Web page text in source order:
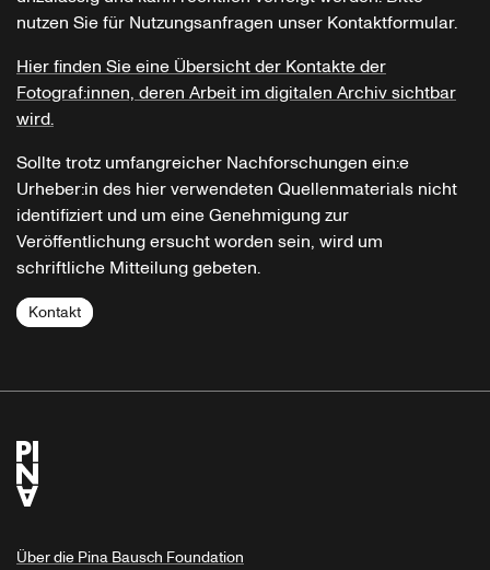
nutzen Sie für Nutzungsanfragen unser Kontaktformular.
Hier finden Sie eine Übersicht der Kontakte der
Fotograf:innen, deren Arbeit im digitalen Archiv sichtbar
wird.
Sollte trotz umfangreicher Nachforschungen ein:e
Urheber:in des hier verwendeten Quellenmaterials nicht
identifiziert und um eine Genehmigung zur
Veröffentlichung ersucht worden sein, wird um
schriftliche Mitteilung gebeten.
Kontakt
Über die Pina Bausch Foundation